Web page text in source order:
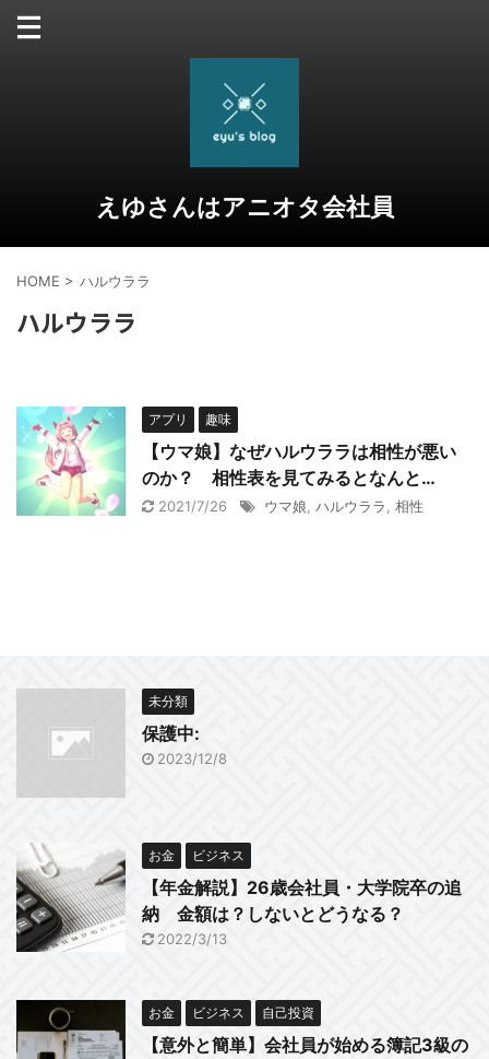
えゆさんはアニオタ会社員
HOME > ハルウララ
ハルウララ
アプリ 趣味
【ウマ娘】なぜハルウララは相性が悪い
のか？ 相性表を見てみるとなんと…
2021/7/26 ウマ娘 ハルウララ 相性
未分類
保護中:
2023/12/8
お金 ビジネス
【年金解説】26歳会社員・大学院卒の追
納 金額は？しないとどうなる？
2022/3/13
お金 ビジネス 自己投資
【意外と簡単】会社員が始める簿記3級の